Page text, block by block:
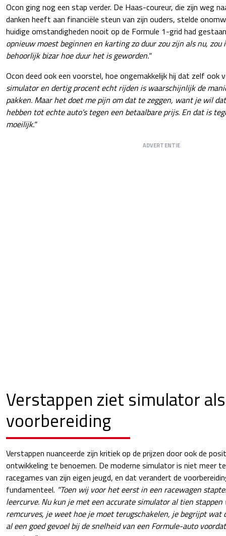
Ocon ging nog een stap verder. De Haas-coureur, die zijn weg
danken heeft aan financiële steun van zijn ouders, stelde
huidige omstandigheden nooit op de Formule 1-grid had
opnieuw moest beginnen en karting zo duur zou zijn als nu,
behoorlijk bizar hoe duur het is geworden."
Ocon deed ook een voorstel, hoe ongemakkelijk hij dat zelf ook
simulator en dertig procent echt rijden is waarschijnlijk de
pakken. Maar het doet me pijn om dat te zeggen, want je wil
hebben tot echte auto's tegen een betaalbare prijs. En dat is
moeilijk."
ADVERTENTIE
Verstappen ziet simulator
voorbereiding
Verstappen nuanceerde zijn kritiek op de prijzen door ook de
ontwikkeling te benoemen. De moderne simulator is niet meer
racegames van zijn eigen jeugd, en dat verandert de
fundamenteel. "Toen wij voor het eerst in een racewagen
leercurve. Nu kun je met een accurate simulator al tien stappen
remcurves, je weet hoe je moet terugschakelen, je begrijpt wat
al een goed gevoel bij de snelheid van een Formule-auto